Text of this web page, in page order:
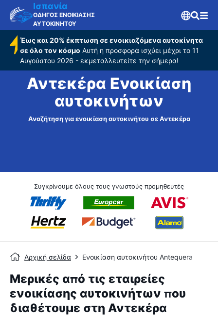
Ισπανία
ΟΔΗΓΟΣ ΕΝΟΙΚΙΑΣΗΣ
ΑΥΤΟΚΙΝΗΤΟΥ
Έως και 20% έκπτωση σε ενοικιαζόμενα αυτοκίνητα
σε όλο τον κόσμο Αυτή η προσφορά ισχύει μέχρι το 11
Αυγούστου 2026 - εκμεταλλευτείτε την σήμερα!
Αντεκέρα Ενοικίαση
αυτοκινήτων
Αναζήτηση για ενοικίαση αυτοκινήτου σε Αντεκέρα
Συγκρίνουμε όλους τους γνωστούς προμηθευτές
Αρχική σελίδα Ενοικίαση αυτοκινήτου Antequera
Μερικές από τις εταιρείες
ενοικίασης αυτοκινήτων που
διαθέτουμε στη Αντεκέρα